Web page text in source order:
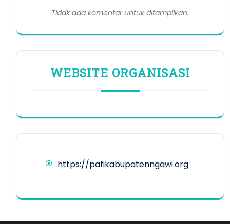
Tidak ada komentar untuk ditampilkan.
WEBSITE ORGANISASI
https://pafikabupatenngawi.org